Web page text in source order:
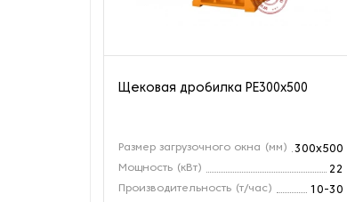
Щековая дробилка РЕ300x500
Размер загрузочного окна (мм)
300x500
Мощность (кВт)
22
Производительность (т/час)
10-30